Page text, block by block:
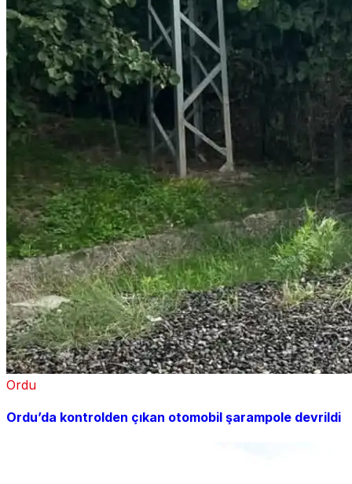
Ordu
Ordu’da kontrolden çıkan otomobil şarampole devrildi